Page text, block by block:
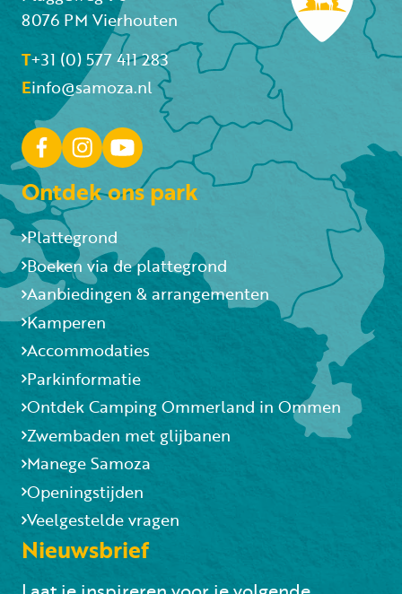
8076 PM Vierhouten
T+31 (0) 577 411 283
Einfo@samoza.nl
Ontdek ons park
Plattegrond
Boeken via de plattegrond
Aanbiedingen & arrangementen
Kamperen
Accommodaties
Parkinformatie
Ontdek Camping Ommerland in Ommen
Zwembaden met glijbanen
Manege Samoza
Openingstijden
Veelgestelde vragen
Nieuwsbrief